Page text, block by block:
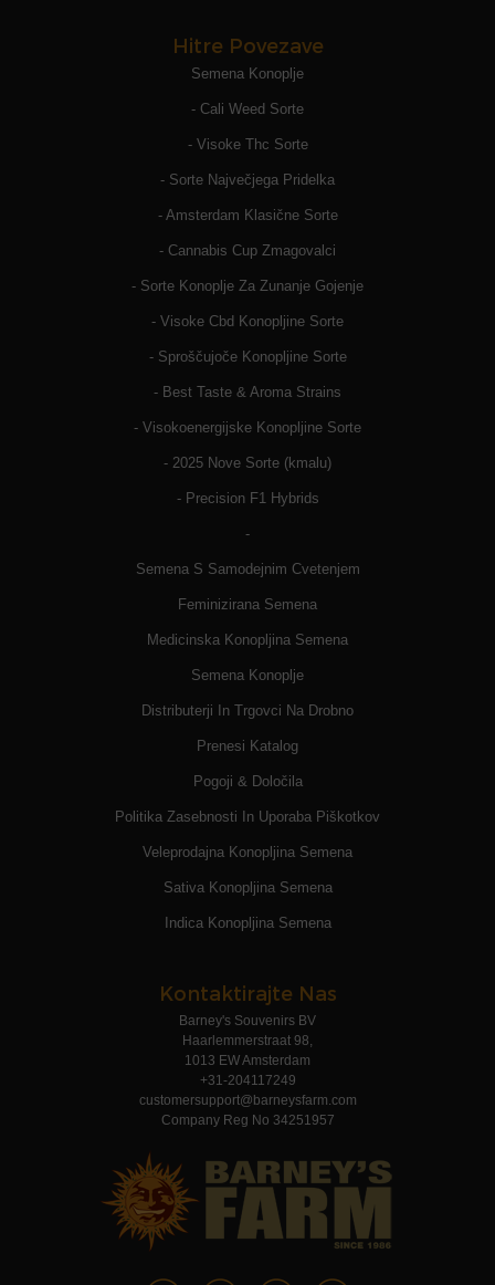
Hitre Povezave
Semena Konoplje
- Cali Weed Sorte
- Visoke Thc Sorte
- Sorte Največjega Pridelka
- Amsterdam Klasične Sorte
- Cannabis Cup Zmagovalci
- Sorte Konoplje Za Zunanje Gojenje
- Visoke Cbd Konopljine Sorte
- Sproščujoče Konopljine Sorte
- Best Taste & Aroma Strains
- Visokoenergijske Konopljine Sorte
- 2025 Nove Sorte (kmalu)
- Precision F1 Hybrids
-
Semena S Samodejnim Cvetenjem
Feminizirana Semena
Medicinska Konopljina Semena
Semena Konoplje
Distributerji In Trgovci Na Drobno
Prenesi Katalog
Pogoji & Določila
Politika Zasebnosti In Uporaba Piškotkov
Veleprodajna Konopljina Semena
Sativa Konopljina Semena
Indica Konopljina Semena
Kontaktirajte Nas
Barney's Souvenirs BV
Haarlemmerstraat 98,
1013 EW Amsterdam
+31-204117249
customersupport@barneysfarm.com
Company Reg No 34251957